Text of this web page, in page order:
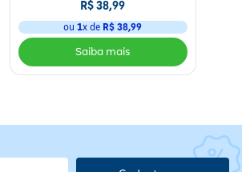
Após aberto, consumir rapidamente
R$38,99
ou1x de R$ 38,99